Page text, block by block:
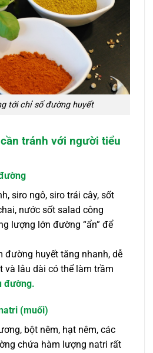
tới chỉ số đường huyết
tránh với người tiểu
siro ngô, siro trái cây, sốt
nước sốt salad công
lượng lớn đường “ẩn” để
đường huyết tăng nhanh, dễ
và lâu dài có thể làm trầm
đường.
(muối)
bột nêm, hạt nêm, các
chứa hàm lượng natri rất